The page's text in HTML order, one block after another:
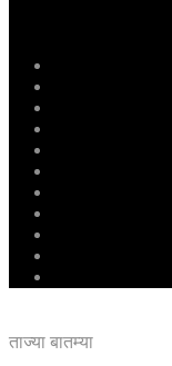
ताज्या बातम्या